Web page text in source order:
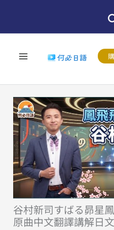
谷村新司すばる昴星
原曲中文翻譯講解日